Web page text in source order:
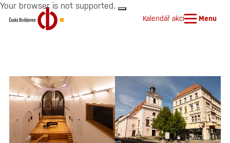
Your browser is not supported.
Kalendář akcí Menu